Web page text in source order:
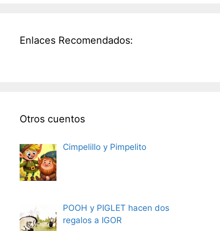
Enlaces Recomendados:
Otros cuentos
Cimpelillo y Pimpelito
POOH y PIGLET hacen dos
regalos a IGOR